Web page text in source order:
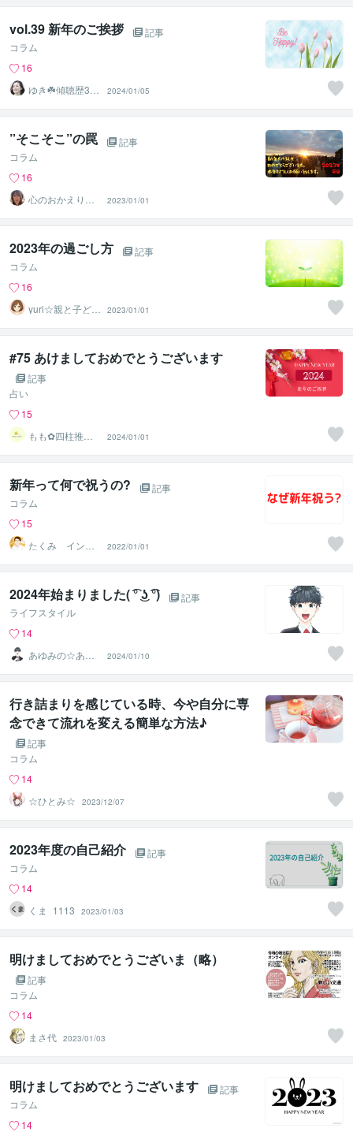
vol.39 新年のご挨拶
記事
コラム
16
ゆき☘️傾聴歴30
年☘️愛情溢れる
相談員
2024/01/05
”そこそこ”の罠
記事
コラム
16
心のおかえり
花恩
2023/01/01
2023年の過ごし方
記事
コラム
16
yuri☆親と子ども
のカウンセラー
2023/01/01
#75 あけましておめでとうございます
記事
占い
15
もも︎✿四柱推命
鑑定士
2024/01/01
新年って何で祝うの?
記事
コラム
15
たくみ インキ
ャだけどリア充
2022/01/01
2024年始まりました( ͡° ͜ʖ ͡°)
記事
ライフスタイル
14
あゆみの☆あな
たを応援・肯定
し隊
2024/01/10
行き詰まりを感じている時、今や自分に専
念できて流れを変える簡単な方法♪
記事
コラム
14
☆ひとみ☆
2023/12/07
2023年度の自己紹介
記事
コラム
14
くま_1113
2023/01/03
明けましておめでとうございま（略）
記事
コラム
14
まさ代 2023/01/03
明けましておめでとうございます
記事
コラム
14